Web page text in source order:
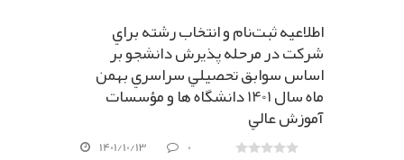
اطلاعيه ثبت‌نام و انتخاب رشته براي
شرکت در مرحله پذيرش دانشجو بر
اساس سوابق تحصيلي سراسري بهمن
ماه سال 1401 دانشگاه ها و مؤسسات
آموزش عالي
1401/10/13 0